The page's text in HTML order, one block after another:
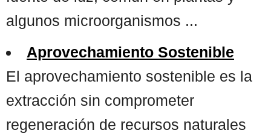
algunos microorganismos ...
Aprovechamiento Sostenible
El aprovechamiento sostenible es la
extracción sin comprometer
regeneración de recursos naturales